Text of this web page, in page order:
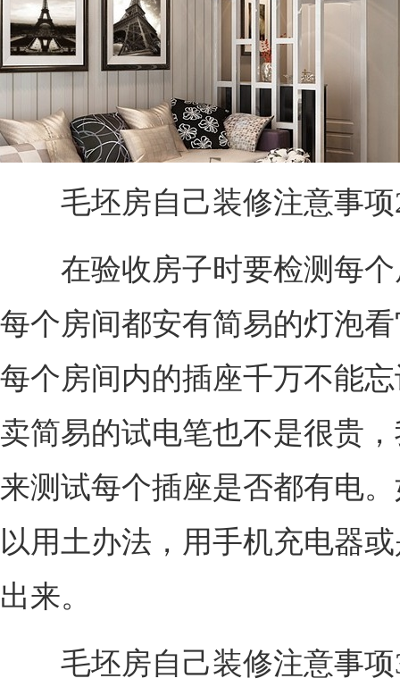
毛坯房自己装修注意事项
在验收房子时要检测每个
每个房间都安有简易的灯泡
每个房间内的插座千万不能
卖简易的试电笔也不是很贵
来测试每个插座是否都有电
以用土办法，用手机充电器
出来。
毛坯房自己装修注意事项